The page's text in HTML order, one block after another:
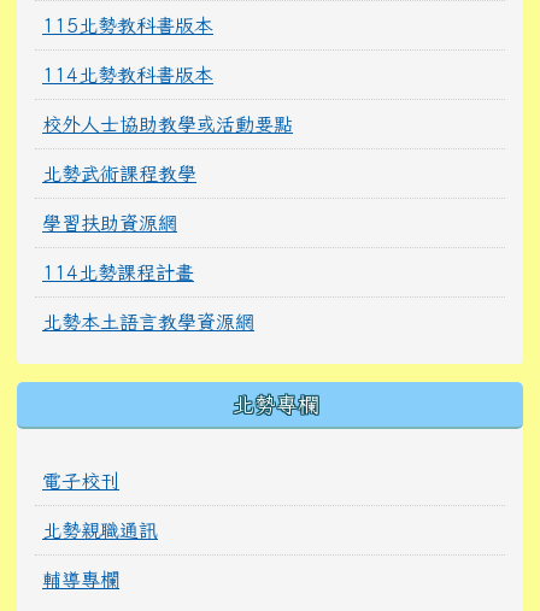
115北勢教科書版本
114北勢教科書版本
校外人士協助教學或活動要點
北勢武術課程教學
學習扶助資源網
114北勢課程計畫
北勢本土語言教學資源網
北勢專欄
電子校刊
北勢親職通訊
輔導專欄